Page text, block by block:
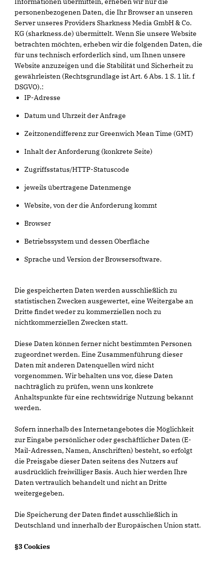
personenbezogenen Daten, die Ihr Browser an unseren
Server unseres Providers Sharkness Media GmbH & Co.
KG (sharkness.de) übermittelt. Wenn Sie unsere Website
betrachten möchten, erheben wir die folgenden Daten, die
für uns technisch erforderlich sind, um Ihnen unsere
Website anzuzeigen und die Stabilität und Sicherheit zu
gewährleisten (Rechtsgrundlage ist Art. 6 Abs. 1 S. 1 lit. f
DSGVO).:
IP-Adresse
Datum und Uhrzeit der Anfrage
Zeitzonendifferenz zur Greenwich Mean Time (GMT)
Inhalt der Anforderung (konkrete Seite)
Zugriffsstatus/HTTP-Statuscode
jeweils übertragene Datenmenge
Website, von der die Anforderung kommt
Browser
Betriebssystem und dessen Oberfläche
Sprache und Version der Browsersoftware.
Die gespeicherten Daten werden ausschließlich zu
statistischen Zwecken ausgewertet, eine Weitergabe an
Dritte findet weder zu kommerziellen noch zu
nichtkommerziellen Zwecken statt.
Diese Daten können ferner nicht bestimmten Personen
zugeordnet werden. Eine Zusammenführung dieser
Daten mit anderen Datenquellen wird nicht
vorgenommen. Wir behalten uns vor, diese Daten
nachträglich zu prüfen, wenn uns konkrete
Anhaltspunkte für eine rechtswidrige Nutzung bekannt
werden.
Sofern innerhalb des Internetangebotes die Möglichkeit
zur Eingabe persönlicher oder geschäftlicher Daten (E-
Mail-Adressen, Namen, Anschriften) besteht, so erfolgt
die Preisgabe dieser Daten seitens des Nutzers auf
ausdrücklich freiwilliger Basis. Auch hier werden Ihre
Daten vertraulich behandelt und nicht an Dritte
weitergegeben.
Die Speicherung der Daten findet ausschließlich in
Deutschland und innerhalb der Europäischen Union statt.
§3 Cookies